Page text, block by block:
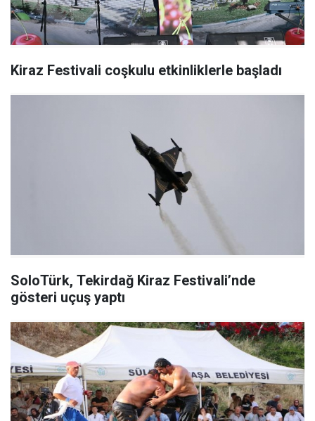
Kiraz Festivali coşkulu etkinliklerle başladı
SoloTürk, Tekirdağ Kiraz Festivali’nde
gösteri uçuş yaptı